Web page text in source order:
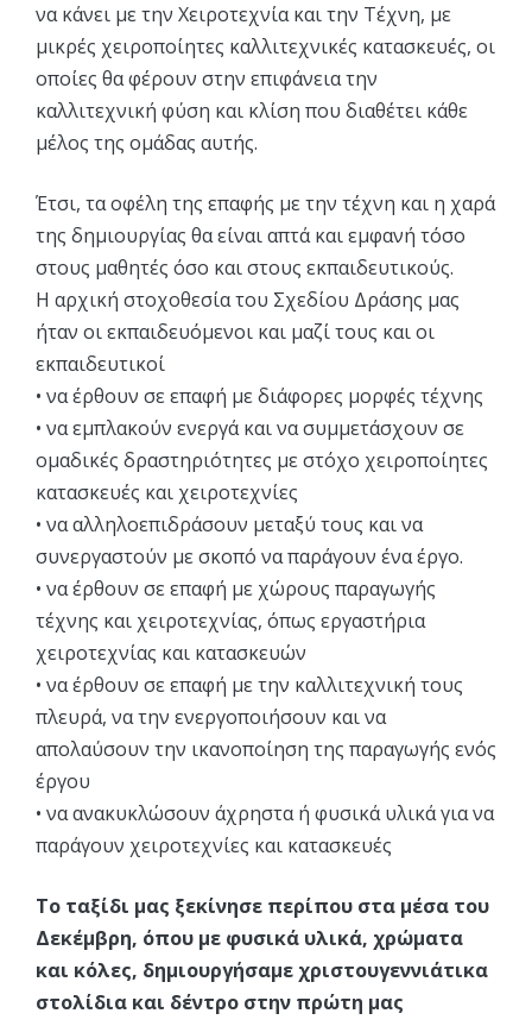
να κάνει με την Χειροτεχνία και την Τέχνη, με
μικρές χειροποίητες καλλιτεχνικές κατασκευές, οι
οποίες θα φέρουν στην επιφάνεια την
καλλιτεχνική φύση και κλίση που διαθέτει κάθε
μέλος της ομάδας αυτής.
Έτσι, τα οφέλη της επαφής με την τέχνη και η χαρά
της δημιουργίας θα είναι απτά και εμφανή τόσο
στους μαθητές όσο και στους εκπαιδευτικούς.
Η αρχική στοχοθεσία του Σχεδίου Δράσης μας
ήταν οι εκπαιδευόμενοι και μαζί τους και οι
εκπαιδευτικοί
• να έρθουν σε επαφή με διάφορες μορφές τέχνης
• να εμπλακούν ενεργά και να συμμετάσχουν σε
ομαδικές δραστηριότητες με στόχο χειροποίητες
κατασκευές και χειροτεχνίες
• να αλληλοεπιδράσουν μεταξύ τους και να
συνεργαστούν με σκοπό να παράγουν ένα έργο.
• να έρθουν σε επαφή με χώρους παραγωγής
τέχνης και χειροτεχνίας, όπως εργαστήρια
χειροτεχνίας και κατασκευών
• να έρθουν σε επαφή με την καλλιτεχνική τους
πλευρά, να την ενεργοποιήσουν και να
απολαύσουν την ικανοποίηση της παραγωγής ενός
έργου
• να ανακυκλώσουν άχρηστα ή φυσικά υλικά για να
παράγουν χειροτεχνίες και κατασκευές
Το ταξίδι μας ξεκίνησε περίπου στα μέσα του
Δεκέμβρη, όπου με φυσικά υλικά, χρώματα
και κόλες, δημιουργήσαμε χριστουγεννιάτικα
στολίδια και δέντρο στην πρώτη μας